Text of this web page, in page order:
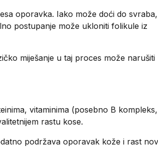
oporavka. Iako može doći do svraba,
postupanje može ukloniti folikule iz
miješanje u taj proces može narušiti
vitaminima (posebno B
rastu kose.
podržava oporavak kože i rast